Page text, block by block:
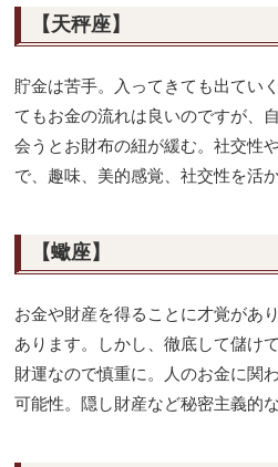
【天秤座】
貯金は苦手。入ってきても出てい
てもお金の流れは良いのですが、
会うとお財布の紐が緩む。社交性
で、趣味、美的感覚、社交性を活
【蠍座】
お金や財産を得ることに才覚があ
あります。しかし、徹底して儲け
財運なので慎重に。人のお金に関
可能性。隠し財産など秘密主義的